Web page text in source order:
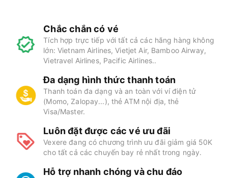
Chắc chắn có vé
Tích hợp trực tiếp với tất cả các hãng hàng không
lớn: Vietnam Airlines, Vietjet Air, Bamboo Airway,
Vietravel Airlines, Pacific Airlines..
Đa dạng hình thức thanh toán
Thanh toán đa dạng và an toàn với ví điện tử
(Momo, Zalopay...), thẻ ATM nội địa, thẻ
Visa/Master.
Luôn đặt được các vé ưu đãi
Vexere đang có chương trình ưu đãi giảm giá 50K
cho tất cả các chuyến bay rẻ nhất trong ngày.
Hỗ trợ nhanh chóng và chu đáo